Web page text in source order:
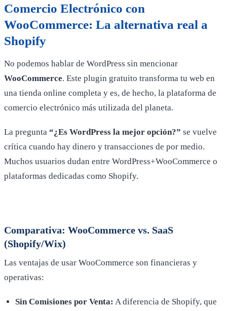
Comercio Electrónico con
WooCommerce: La alternativa real a
Shopify
No podemos hablar de WordPress sin mencionar
WooCommerce. Este plugin gratuito transforma tu web en
una tienda online completa y es, de hecho, la plataforma de
comercio electrónico más utilizada del planeta.
La pregunta “¿Es WordPress la mejor opción?” se vuelve
crítica cuando hay dinero y transacciones de por medio.
Muchos usuarios dudan entre WordPress+WooCommerce o
plataformas dedicadas como Shopify.
Comparativa: WooCommerce vs. SaaS
(Shopify/Wix)
Las ventajas de usar WooCommerce son financieras y
operativas:
Sin Comisiones por Venta: A diferencia de Shopify, que